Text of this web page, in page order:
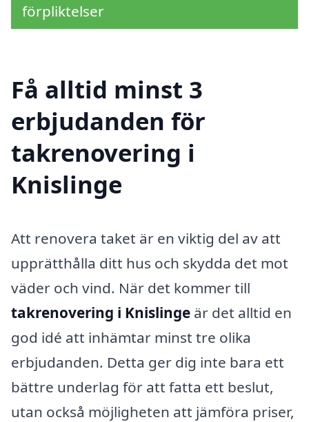
förpliktelser
Få alltid minst 3
erbjudanden för
takrenovering i
Knislinge
Att renovera taket är en viktig del av att
upprätthålla ditt hus och skydda det mot
väder och vind. När det kommer till
takrenovering i Knislinge är det alltid en
god idé att inhämtar minst tre olika
erbjudanden. Detta ger dig inte bara ett
bättre underlag för att fatta ett beslut,
utan också möjligheten att jämföra priser,